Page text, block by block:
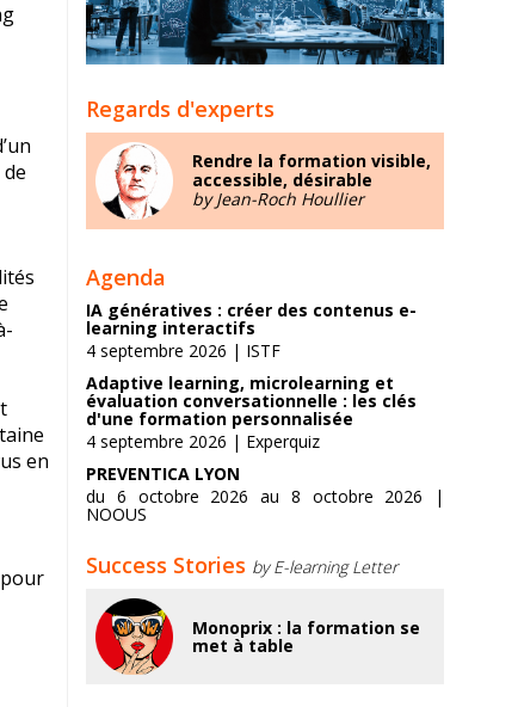
en
Regards d'experts
Rendre la formation visible,
accessible, désirable
by Jean-Roch Houllier
Agenda
IA génératives : créer des contenus e-
learning interactifs
4 septembre 2026 | ISTF
Adaptive learning, microlearning et
évaluation conversationnelle : les clés
d'une formation personnalisée
4 septembre 2026 | Experquiz
PREVENTICA LYON
du 6 octobre 2026 au 8 octobre 2026 |
NOOUS
Success Stories by E-learning Letter
Monoprix : la formation se
met à table